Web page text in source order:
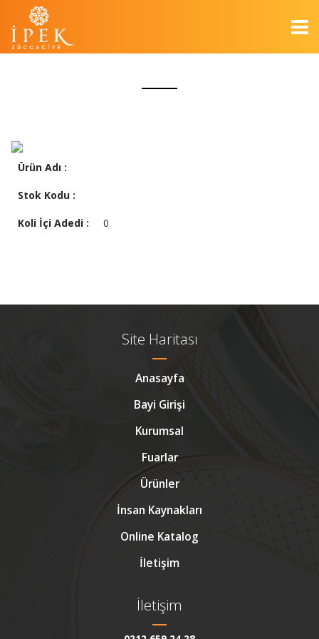
Ürün Adı :
Stok Kodu :
Koli İçi Adedi : 0
Site Haritası
Anasayfa
Bayi Girişi
Kurumsal
Fuarlar
Ürünler
İnsan Kaynakları
Online Katalog
İletişim
İletişim